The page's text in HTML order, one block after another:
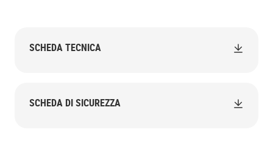
SCHEDA TECNICA
SCHEDA DI SICUREZZA